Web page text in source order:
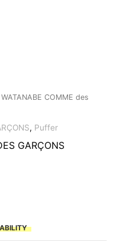
COMME des
, Puffer
GARÇONS